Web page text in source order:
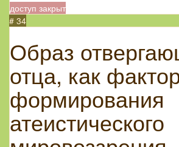
доступ закрыт
# 34
Образ
отца, как
формирования
атеистического